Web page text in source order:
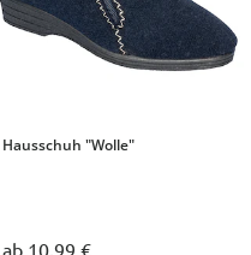
Hausschuh "Wolle"
ab 10,99 €